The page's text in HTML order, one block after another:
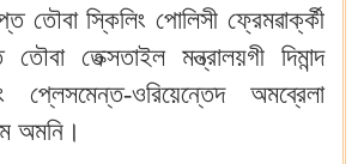
তৌবা স্কিলিং পোলিসী ফ্রেমৱার্ক্কী
তৌবা তেক্সতাইল মন্ত্রালয়গী দিমান্দ
ওরিয়েন্তেদ অমব্রেলা
অমনি।